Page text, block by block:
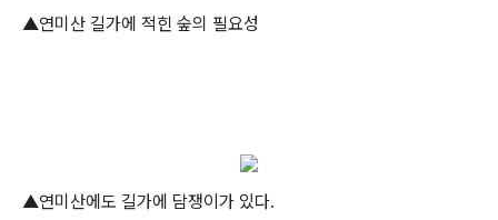
▲연미산 길가에 적힌 숲의 필요성
▲연미산에도 길가에 담쟁이가 있다.